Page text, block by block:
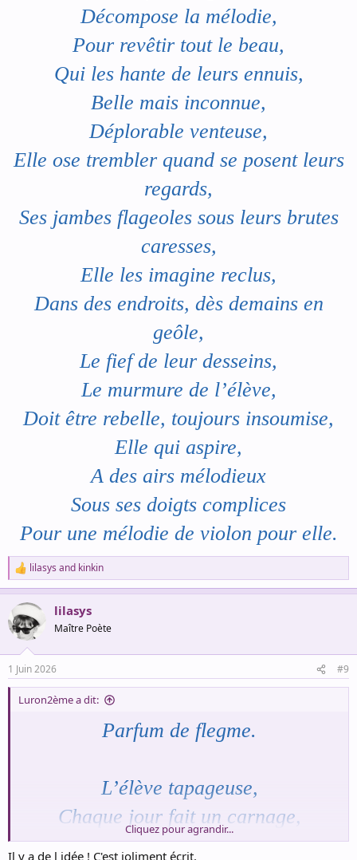
Décompose la mélodie,
Pour revêtir tout le beau,
Qui les hante de leurs ennuis,
Belle mais inconnue,
Déplorable venteuse,
Elle ose trembler quand se posent leurs
regards,
Ses jambes flageoles sous leurs brutes
caresses,
Elle les imagine reclus,
Dans des endroits, dès demains en
geôle,
Le fief de leur desseins,
Le murmure de l’élève,
Doit être rebelle, toujours insoumise,
Elle qui aspire,
A des airs mélodieux
Sous ses doigts complices
Pour une mélodie de violon pour elle.
R
e
a
c
t
i
s
:
lilasys and kinkin
lilasys
Maître Poète
1 Juin 2026 #9
Luron2ème a dit:
Parfum de flegme.
L’élève tapageuse,
Chaque jour fait un carnage,
Sa peur dénie l'art cher,
Cliquez pour agrandir...
Il y a de l idée ! C'est joliment écrit.